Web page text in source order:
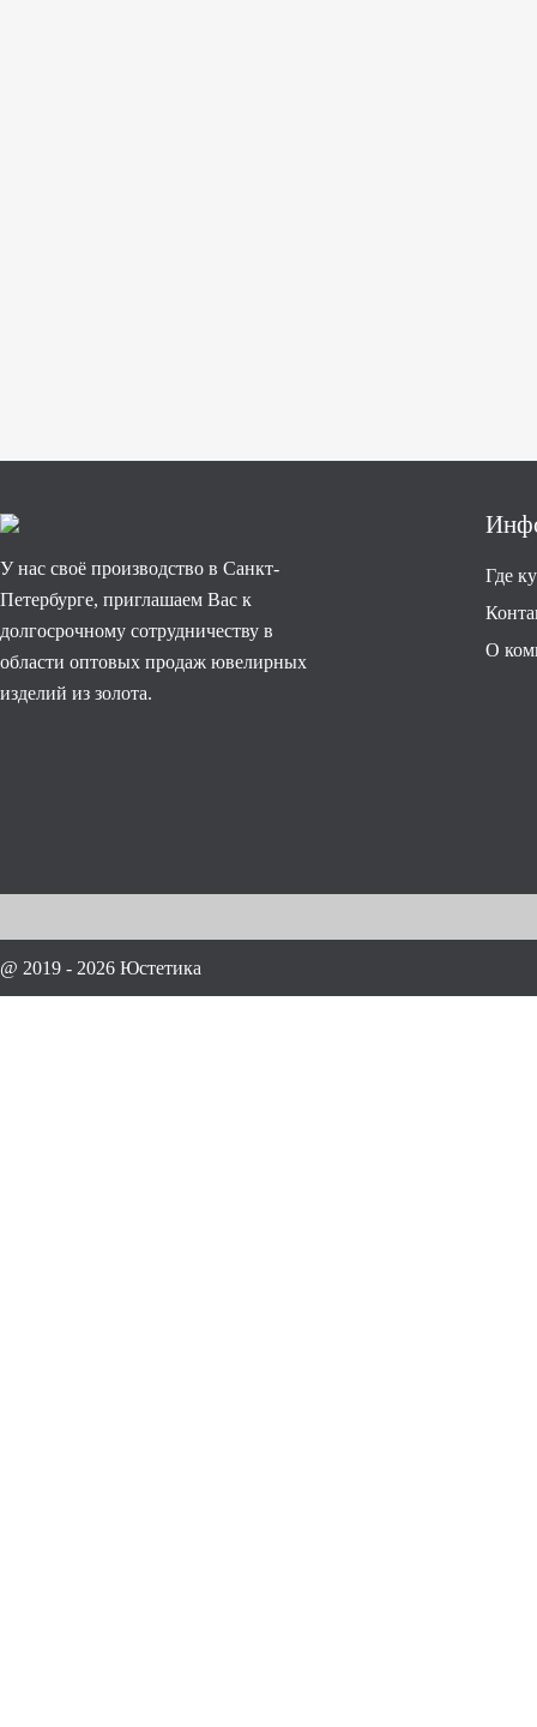
У нас своё производство в Санкт-
Петербурге, приглашаем Вас к
долгосрочному сотрудничеству в
области оптовых продаж ювелирных
изделий из золота.
Где
О
@ 2019 - 2026 Юстетика